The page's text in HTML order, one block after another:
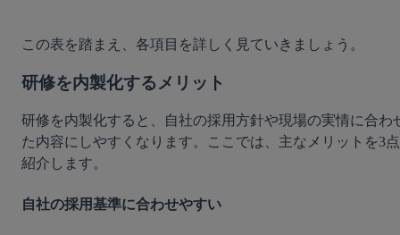
この表を踏まえ、各項目を詳しく見ていきましょう。
研修を内製化するメリット
研修を内製化すると、自社の採用方針や現場の実情に合わ
た内容にしやすくなります。ここでは、主なメリットを3点
紹介します。
自社の採用基準に合わせやすい